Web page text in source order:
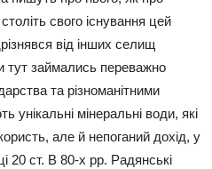
свого існування цей
від інших селищ
тут займались переважно
та різноманітними
мінеральні води, які
але й непоганий дохід, у
20 ст. В 80-х рр. Радянські